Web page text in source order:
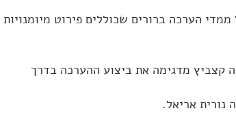
הערכה ברורים שכוללים פירוט מיומנויות
קצביץ מדגימה את ביצוע ההערכה בדרך
נורית אריאל.